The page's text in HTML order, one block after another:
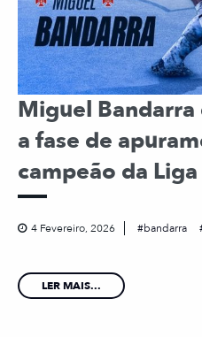
Miguel
a fase de
campeão da
4 Fevereiro, 2026 bandarra
LER MAIS...